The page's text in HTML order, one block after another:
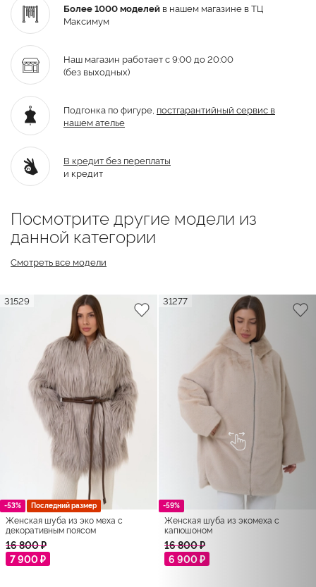
Более 1000 моделей в нашем магазине в ТЦ
Максимум
Наш магазин работает с 9:00 до 20:00
(без выходных)
Подгонка по фигуре, постгарантийный сервис в
нашем ателье
В кредит без переплаты
и кредит
Посмотрите другие модели из
данной категории
Смотреть все модели
-53% Последний размер
31529
Женская шуба из эко меха с
декоративным поясом
16 800 ₽
7 900 ₽
-59%
31277
Женская шуба из экомеха с
капюшоном
16 800 ₽
6 900 ₽